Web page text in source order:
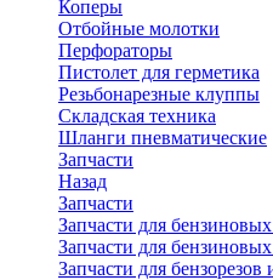
Коперы
Отбойные молотки
Перфораторы
Пистолет для герметика
Резьбонарезные клуппы
Складская техника
Шланги пневматические
Запчасти
Назад
Запчасти
Запчасти для
Запчасти для
Запчасти для бензорезов